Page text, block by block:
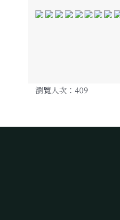
瀏覽人次：409